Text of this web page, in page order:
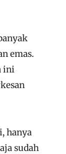
emas.
ini
hanya
sudah